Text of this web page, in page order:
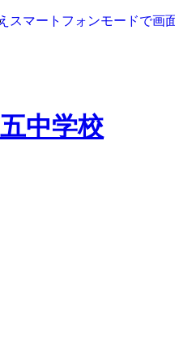
スマートフォンモードで画
中学校